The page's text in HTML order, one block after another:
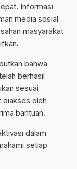
Informasi
media sosial
masyarakat
bahwa
berhasil
sesuai
diakses oleh
bantuan.
dalam
setiap